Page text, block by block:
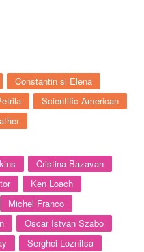
Constantin si Elena
Scientific American
Cristina Bazavan
Ken Loach
Michel Franco
Oscar Istvan Szabo
Serghei Loznitsa